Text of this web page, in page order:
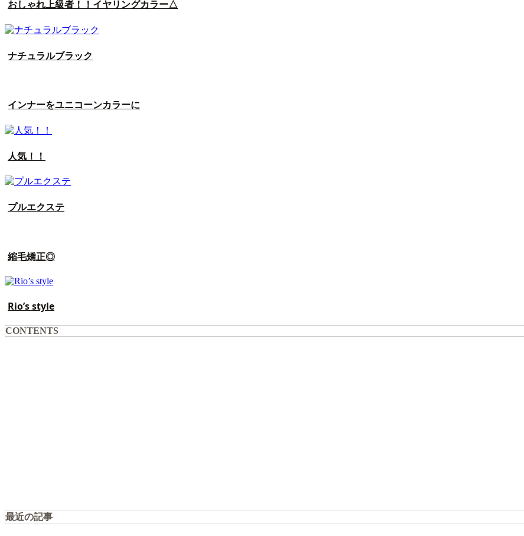
おしゃれ上級者！！イヤリングカラー△
ナチュラルブラック
インナーをユニコーンカラーに
人気！！
プルエクステ
縮毛矯正◎
Rio’s style
CONTENTS
最近の記事